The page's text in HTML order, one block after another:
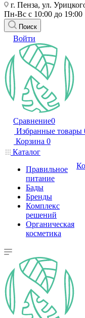
г. Пенза, ул.
Пн-Вс с 10:00 до 19:00
Поиск
Войти
Сравнение0
Избранные товары
Корзина 0
Каталог
Правильное
питание
Бады
Бренды
Комплекс
решений
Органическая
косметика